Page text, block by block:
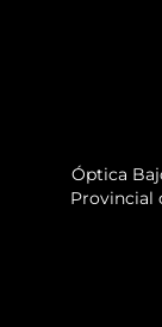
Óptica
Provincial